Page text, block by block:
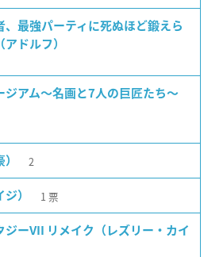
、最強パーティに死ぬほど鍛えら
ドルフ）
ジアム〜名画と7人の巨匠たち〜
2
） 1 票
ジーVII リメイク（レズリー・カイ